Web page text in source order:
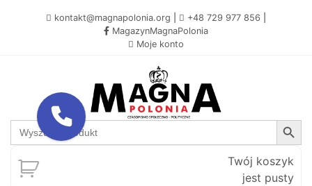
kontakt@magnapolonia.org +48 729 977 856
MagazynMagnaPolonia
Moje konto
Search
for:
Search Button
Twój koszyk
jest pusty